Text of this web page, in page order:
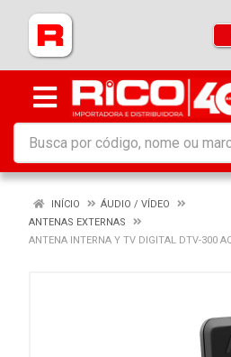
INÍCIO
ÁUDIO / VÍDEO
ANTENAS EXTERNAS
ANTENA INTERNA Y TV DIGITAL DTV-300